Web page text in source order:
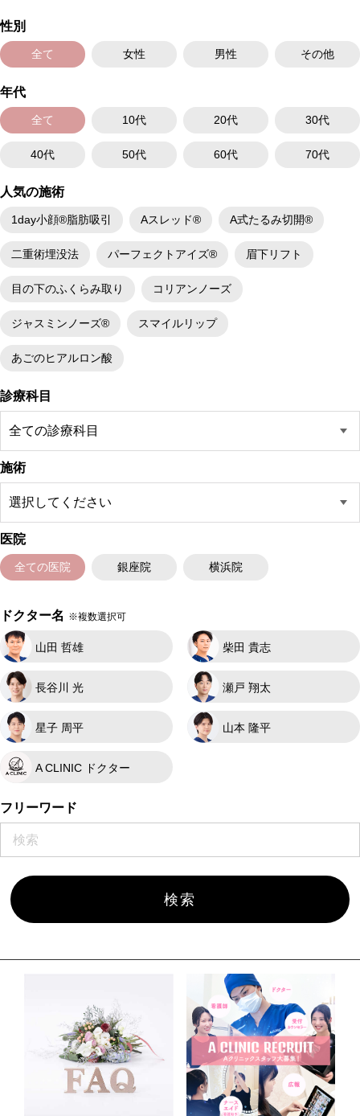
性別
全て 女性 男性 その他
年代
全て 10代 20代 30代
40代 50代 60代 70代
人気の施術
1day小顔®脂肪吸引 Aスレッド® A式たるみ切開®
二重術埋没法 パーフェクトアイズ® 眉下リフト
目の下のふくらみ取り コリアンノーズ
ジャスミンノーズ® スマイルリップ
あごのヒアルロン酸
診療科目
施術
医院
全ての医院 銀座院 横浜院
ドクター名 ※複数選択可
山田 哲雄 柴田 貴志
長谷川 光 瀬戸 翔太
星子 周平 山本 隆平
A CLINIC ドクター
フリーワード